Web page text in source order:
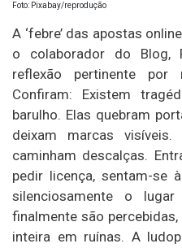
Foto: Pixabay/reprodução
A ‘febre’ das apostas
o colaborador do Blog,
reflexão pertinente
Confiram: Existem
barulho. Elas quebram
deixam marcas
caminham descalças.
pedir licença, sentam-se
silenciosamente o
finalmente são
inteira em ruínas. A